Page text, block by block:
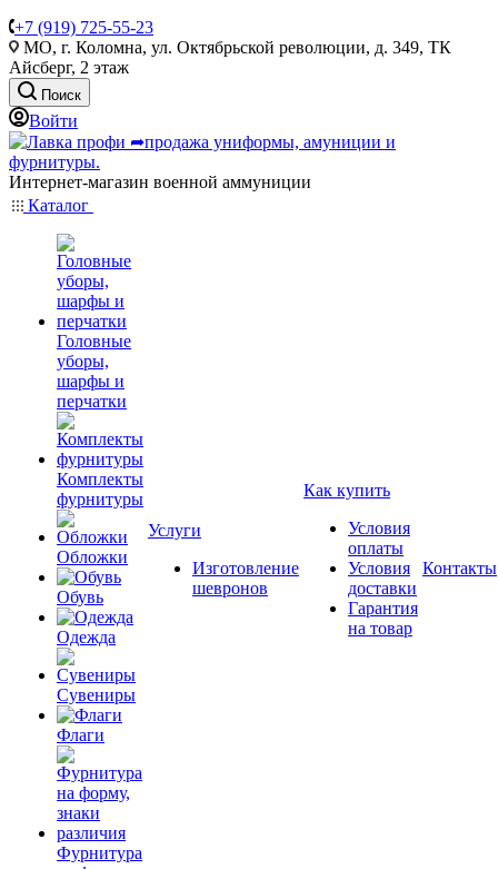
+7 (919) 725-55-23
МО, г. Коломна, ул. Октябрьской революции, д. 349, ТК
Айсберг, 2 этаж
Поиск
Войти
Интернет-магазин военной аммуниции
Каталог
Головные
уборы,
шарфы и
перчатки
Комплекты
фурнитуры
Обложки
Обувь
Одежда
Сувениры
Флаги
Фурнитура
Услуги
Изготовление
шевронов
Как купить
Условия
оплаты
Условия
доставки
Гарантия
на товар
Контакты